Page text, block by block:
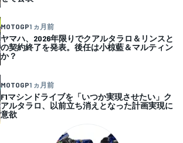
MOTOGP1 ヵ月前
ヤマハ、2026年限りでクアルタラロ＆リンスと
の契約終了を発表。後任は小椋藍＆マルティン
か？
MOTOGP1 ヵ月前
F1マシンドライブを「いつか実現させたい」ク
アルタラロ、以前立ち消えとなった計画実現に
意欲